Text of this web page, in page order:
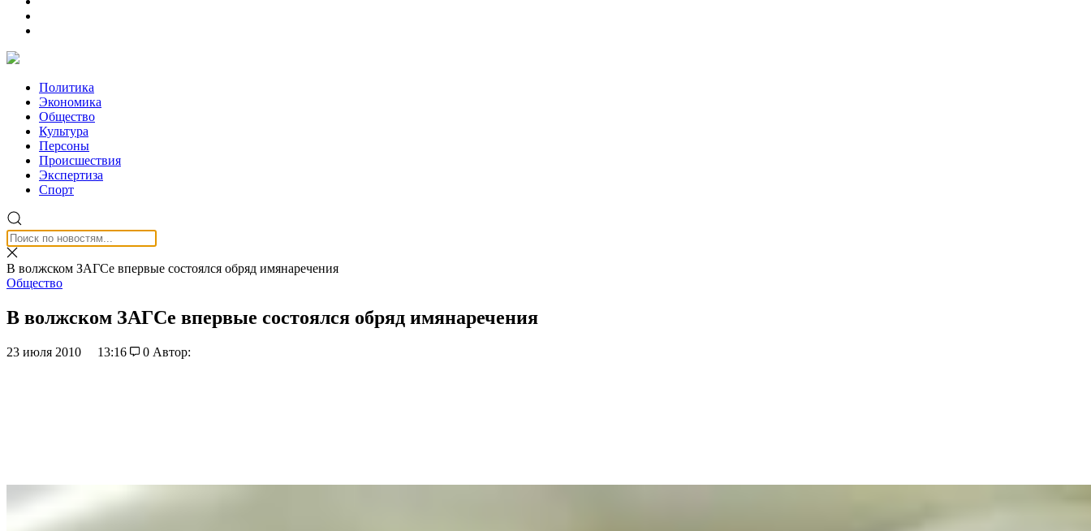
Политика
Экономика
Общество
Культура
Персоны
Происшествия
Экспертиза
Спорт
В волжском ЗАГСе впервые состоялся обряд имянаречения
Общество
В волжском ЗАГСе впервые состоялся обряд имянаречения
23 июля 2010 13:16 0 Автор: